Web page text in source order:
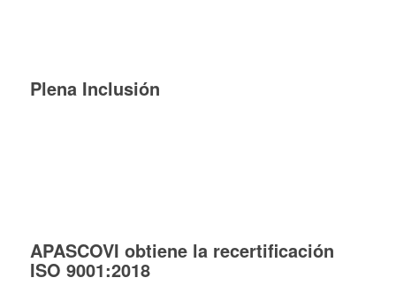
Plena Inclusión
APASCOVI obtiene la recertificación
ISO 9001:2018